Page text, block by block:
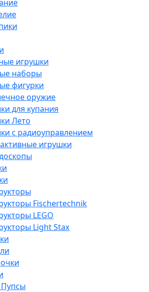
игрушки
наборы
фигурки
оружие
для купания
Лето
с радиоуправлением
игрушки
Fisсhertechnik
LEGO
Light Stax